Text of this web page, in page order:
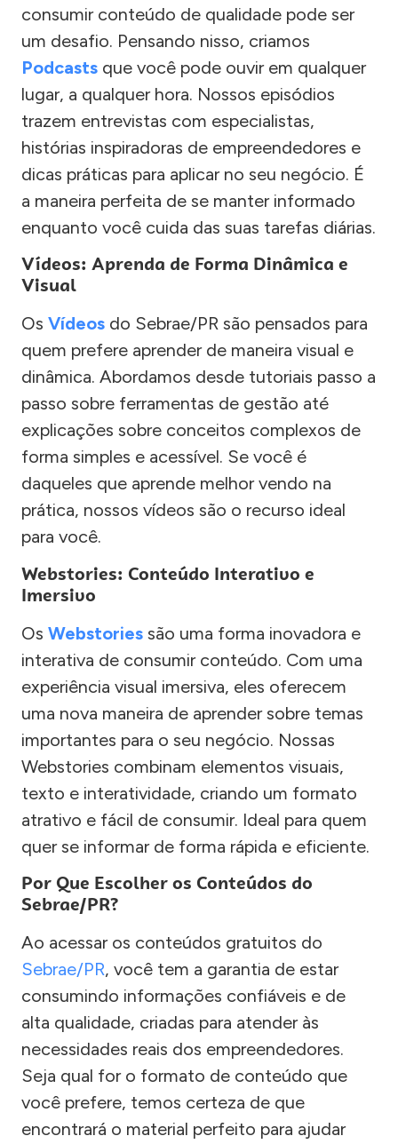
consumir conteúdo de qualidade pode ser
um desafio. Pensando nisso, criamos
Podcasts que você pode ouvir em qualquer
lugar, a qualquer hora. Nossos episódios
trazem entrevistas com especialistas,
histórias inspiradoras de empreendedores e
dicas práticas para aplicar no seu negócio. É
a maneira perfeita de se manter informado
enquanto você cuida das suas tarefas diárias.
Vídeos: Aprenda de Forma Dinâmica e
Visual
Os Vídeos do Sebrae/PR são pensados para
quem prefere aprender de maneira visual e
dinâmica. Abordamos desde tutoriais passo a
passo sobre ferramentas de gestão até
explicações sobre conceitos complexos de
forma simples e acessível. Se você é
daqueles que aprende melhor vendo na
prática, nossos vídeos são o recurso ideal
para você.
Webstories: Conteúdo Interativo e
Imersivo
Os Webstories são uma forma inovadora e
interativa de consumir conteúdo. Com uma
experiência visual imersiva, eles oferecem
uma nova maneira de aprender sobre temas
importantes para o seu negócio. Nossas
Webstories combinam elementos visuais,
texto e interatividade, criando um formato
atrativo e fácil de consumir. Ideal para quem
quer se informar de forma rápida e eficiente.
Por Que Escolher os Conteúdos do
Sebrae/PR?
Ao acessar os conteúdos gratuitos do
Sebrae/PR, você tem a garantia de estar
consumindo informações confiáveis e de
alta qualidade, criadas para atender às
necessidades reais dos empreendedores.
Seja qual for o formato de conteúdo que
você prefere, temos certeza de que
encontrará o material perfeito para ajudar